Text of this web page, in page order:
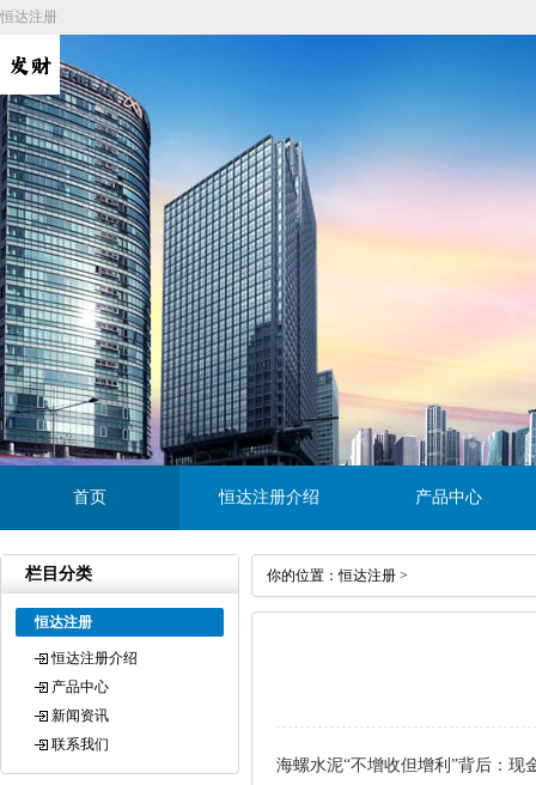
恒达注册
首页 恒达注册介绍 产品中心
栏目分类
恒达注册
恒达注册介绍
产品中心
新闻资讯
联系我们
你的位置：恒达注册 >
海螺水泥“不增收但增利”背后：现